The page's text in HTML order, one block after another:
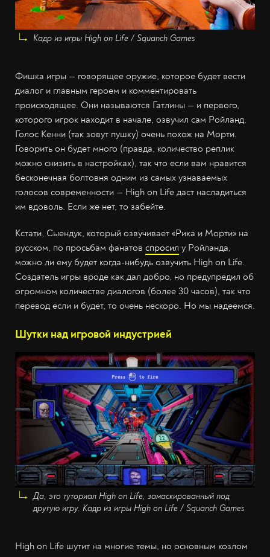
Кадр из игры High on Life / Squanch Games
Фишка игры — говорящее оружие, которое будет вести
диалог и главным героем и комментировать
происходящее. Они называются Гатлины — и первого,
которого игрок находит в начале, озвучил сам Ройланд.
Голос Кенни (так зовут пушку) очень похож на Морти.
Говорить он будет много (правда, количество реплик
можно снизить в настройках), так что если вам нравится
бесконечная болтовня одним из самых узнаваемых
голосов современности — High on Life даст насладиться
им вдоволь. Если же нет, то забейте.
Кстати, Сыендук, который озвучивает «Рика и Морти» на
русском, по просьбам фанатов спросил у Ройланда,
можно ли ему будет когда-нибудь озвучить High on Life.
Создатель игры вроде как дал добро, но предупредил об
огромном количестве диалогов (более 30 часов), так что
перевод если и будет, то очень нескоро. Но мы надеемся.
Шутки над игровой индустрией
Да, это туториал High on Life, замаскированный под
другую игру. Кадр из игры High on Life / Squanch Games
High on Life шутит на многие темы, но основным козлом